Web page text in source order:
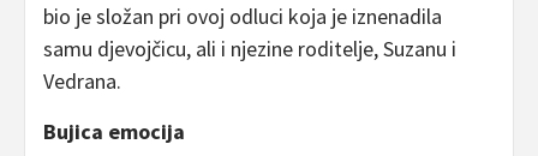
bio je složan pri ovoj odluci koja je iznenadila
samu djevojčicu, ali i njezine roditelje, Suzanu i
Vedrana.
Bujica emocija